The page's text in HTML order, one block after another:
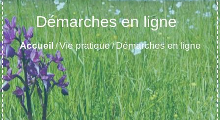
Démarches en ligne
Accueil /Vie pratique/Démarches en ligne